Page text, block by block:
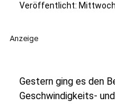
Veröffentlicht:
Anzeige
Gestern ging es den
Geschwindigkeits-